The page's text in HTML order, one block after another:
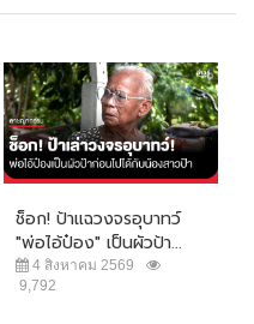
ช็อก! ป้าแฉวงจรอุบาทว์
"พ่อไอ้ป๋อง" เป็นผัวป้า...
4 สิงหาคม 2569
9,792